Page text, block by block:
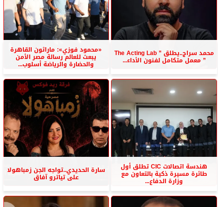
محمد سراج..يطلق ” The Acting Lab
” معمل متكامل لفنون الأداء...
«محمود فوزي»: ماراثون القاهرة
يبعث للعالم رسالة مصر الأمن
والحضارة والرياضة أسلوب...
هندسة اتصالات CIC تطلق أول
طائرة مسيرة ذكية بالتعاون مع
وزارة الدفاع...
سارة الحديدي..تواجه الجن زمباهولا
على تياترو آفاق